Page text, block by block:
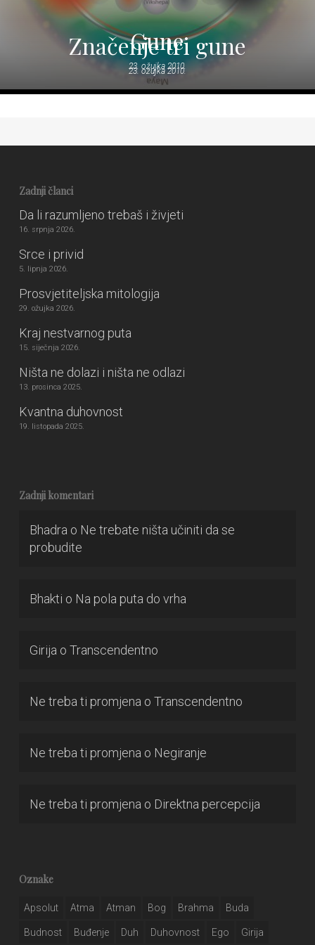
Gune
23. ožujka 2010.
Značenje tri gune
23. ožujka 2010.
Zadnji članci
Da li razumljeno trebaš i živjeti
16. srpnja 2026.
Srce i privid
5. lipnja 2026.
Prosvjetiteljska mitologija
29. ožujka 2026.
Kraj nestvarnog puta
15. siječnja 2026.
Ništa ne dolazi i ništa ne odlazi
13. prosinca 2025.
Kvantna duhovnost
19. listopada 2025.
Zadnji komentari
Bhadra o Ne trebate ništa učiniti da se
probudite
Bhakti o Na pola puta do vrha
Girija o Transcendentno
Ne treba ti promjena o Transcendentno
Ne treba ti promjena o Negiranje
Ne treba ti promjena o Direktna percepcija
Oznake
Apsolut Atma Atman Bog Brahma Buda
Budnost Buđenje Duh Duhovnost Ego Girija